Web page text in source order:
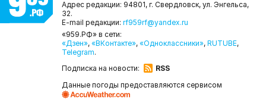
Адрес редакции: 94801, г. Свердловск, ул. Энгельса,
32.
E-mail редакции: rf959rf@yandex.ru
«959.РФ» в сети:
«Дзен», «ВКонтакте», «Одноклассники», RUTUBE,
Telegram.
Подписка на новости:
RSS
Данные погоды предоставляются сервисом